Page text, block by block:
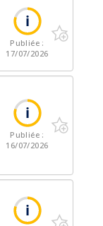
Publiée :
17/07/2026
Publiée :
16/07/2026